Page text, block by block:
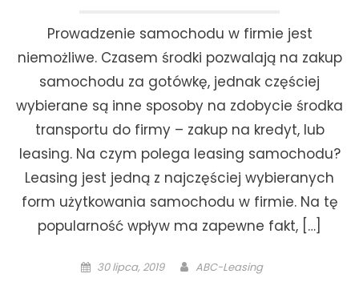
Prowadzenie samochodu w firmie jest
niemożliwe. Czasem środki pozwalają na zakup
samochodu za gotówkę, jednak częściej
wybierane są inne sposoby na zdobycie środka
transportu do firmy – zakup na kredyt, lub
leasing. Na czym polega leasing samochodu?
Leasing jest jedną z najczęściej wybieranych
form użytkowania samochodu w firmie. Na tę
popularność wpływ ma zapewne fakt, […]
Posted
30 lipca, 2019 Author
ABC-Leasing